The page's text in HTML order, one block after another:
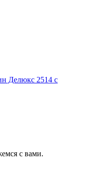
Делюкс 2514 с
с вами.